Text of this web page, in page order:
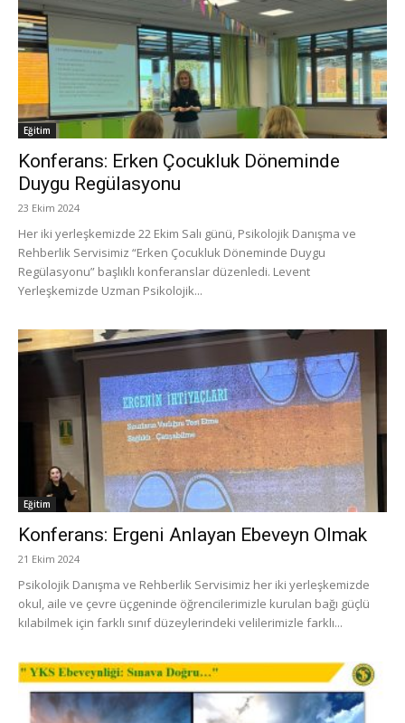
Eğitim
Konferans: Erken Çocukluk Döneminde
Duygu Regülasyonu
23 Ekim 2024
Her iki yerleşkemizde 22 Ekim Salı günü, Psikolojik Danışma ve
Rehberlik Servisimiz “Erken Çocukluk Döneminde Duygu
Regülasyonu” başlıklı konferanslar düzenledi. Levent
Yerleşkemizde Uzman Psikolojik...
Eğitim
Konferans: Ergeni Anlayan Ebeveyn Olmak
21 Ekim 2024
Psikolojik Danışma ve Rehberlik Servisimiz her iki yerleşkemizde
okul, aile ve çevre üçgeninde öğrencilerimizle kurulan bağı güçlü
kılabilmek için farklı sınıf düzeylerindeki velilerimizle farklı...